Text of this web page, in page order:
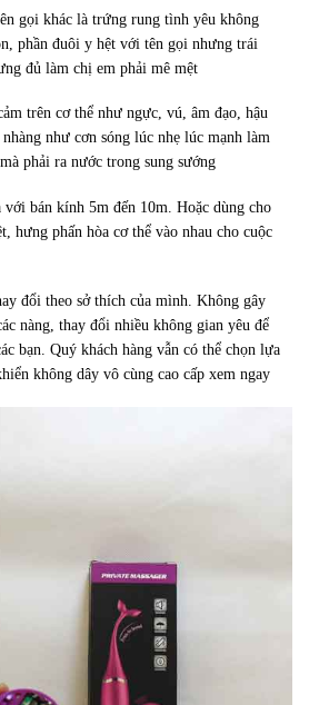
gọi khác là trứng rung tình yêu không
phần đuôi y hệt với tên gọi nhưng trái
đủ làm chị em phải mê mệt
trên cơ thể như ngực, vú, âm đạo, hậu
như cơn sóng lúc nhẹ lúc mạnh làm
phải ra nước trong sung sướng
bán kính 5m đến 10m. Hoặc dùng cho
hưng phấn hòa cơ thể vào nhau cho cuộc
đổi theo sở thích của mình. Không gây
nàng, thay đổi nhiều không gian yêu để
bạn. Quý khách hàng vẫn có thể chọn lựa
không dây vô cùng cao cấp xem ngay